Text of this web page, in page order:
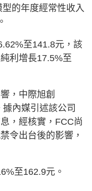
的年度經常性收入
至141.8元，該
利增長17.5%至
，中際旭創
據內媒引述該公司
，經核實，FCC尚
令出台後的影響，
至162.9元。